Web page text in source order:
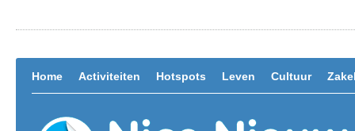
Home Activiteiten Hotspots Leven Cultuur